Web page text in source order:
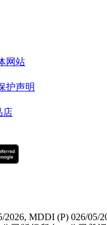
网站
护声明
店
2026, MDDI (P) 026/05/